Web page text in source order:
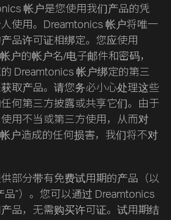
帐户是您使用我们产品的凭
使用。Dreamtonics 帐户将唯一
品许可证相绑定。您应使用
户的帐户名/电子邮件和密码，
Dreamtonics 帐户绑定的第三
取产品。请您务必小心处理这些
何第三方披露或共享它们。由于
用不当或第三方使用，从而对
户造成的任何损害，我们将不对
部分带有免费试用期的产品（以
品”）。您可以通过 Dreamtonics
品，无需购买许可证。试用期结